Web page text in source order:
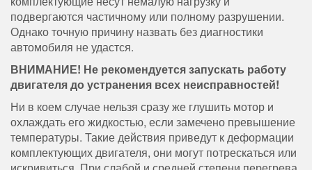
подвергаются частичному или полному разрушении.
Однако точную причину назвать без диагностики
автомобиля не удастся.
ВНИМАНИЕ! Не рекомендуется запускать работу
двигателя до устранения всех неисправностей!
Ни в коем случае нельзя сразу же глушить мотор и
охлаждать его жидкостью, если замечено превышение
температуры. Такие действия приведут к деформации
комплектующих двигателя, они могут потрескаться или